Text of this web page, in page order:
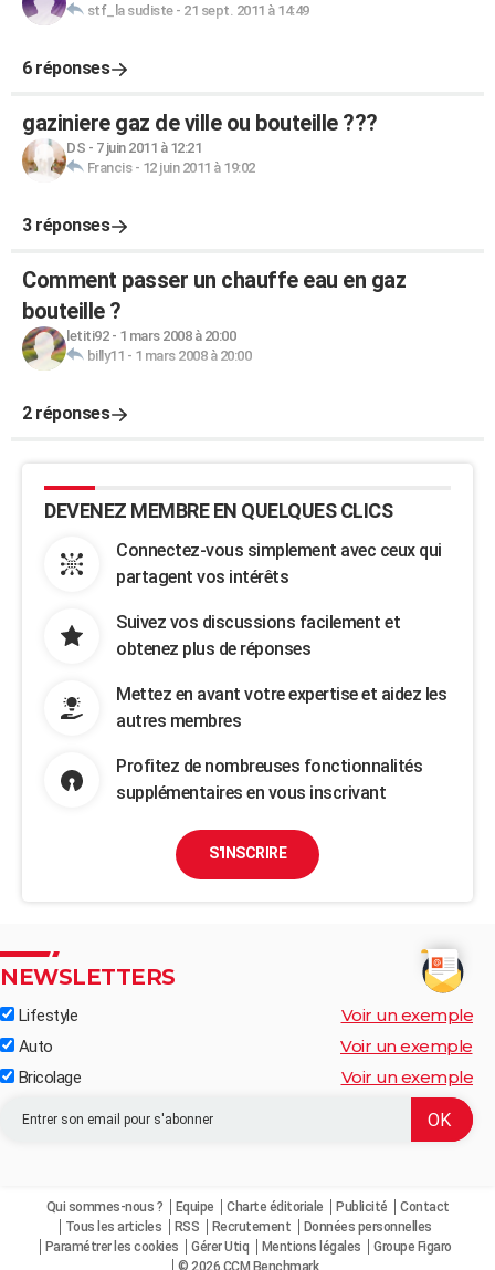
stf_la sudiste- 21 sept. 2011 à 14:49
6 réponses
gaziniere gaz de ville ou bouteille ???
DS - 7 juin 2011 à 12:21
Francis- 12 juin 2011 à 19:02
3 réponses
Comment passer un chauffe eau en gaz
bouteille ?
letiti92- 1 mars 2008 à 20:00
billy11 - 1 mars 2008 à 20:00
2 réponses
DEVENEZ MEMBRE EN QUELQUES CLICS
Connectez-vous simplement avec ceux qui
partagent vos intérêts
Suivez vos discussions facilement et
obtenez plus de réponses
Mettez en avant votre expertise et aidez les
autres membres
Profitez de nombreuses fonctionnalités
supplémentaires en vous inscrivant
S'INSCRIRE
NEWSLETTERS
Lifestyle Voir un exemple
Auto Voir un exemple
Bricolage Voir un exemple
Qui sommes-nous ? Equipe Charte éditoriale Publicité
Contact
Tous les articles
RSS Recrutement
Données personnelles
Paramétrer les cookies
Gérer Utiq Mentions légales
Groupe Figaro
© 2026 CCM Benchmark